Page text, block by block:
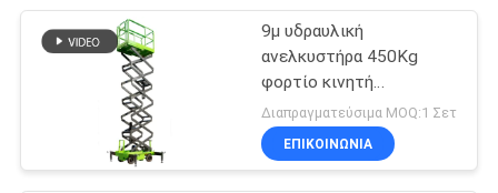
9μ υδραυλική
ανελκυστήρα 450Kg
φορτίο κινητή
ανελκυστήρα ψαλίδι
Διαπραγματεύσιμα MOQ:1 Σετ
ΕΠΙΚΟΙΝΩΝΙΑ